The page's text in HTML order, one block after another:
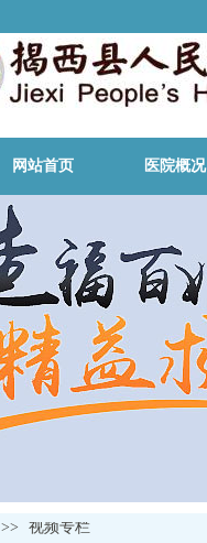
网站首页 医院概况
>> 视频专栏